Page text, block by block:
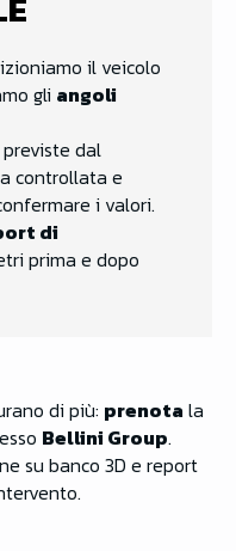
il veicolo
gli angoli
previste dal
controllata e
i valori.
di
prima e dopo
di più: prenota la
Bellini Group.
su banco 3D e report